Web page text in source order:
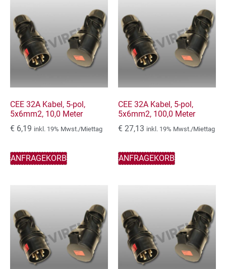
CEE 32A Kabel, 5-pol,
5x6mm2, 10,0 Meter
€ 6,19 inkl. 19% Mwst./Miettag
ANFRAGEKORB
CEE 32A Kabel, 5-pol,
5x6mm2, 100,0 Meter
€ 27,13 inkl. 19% Mwst./Miettag
ANFRAGEKORB